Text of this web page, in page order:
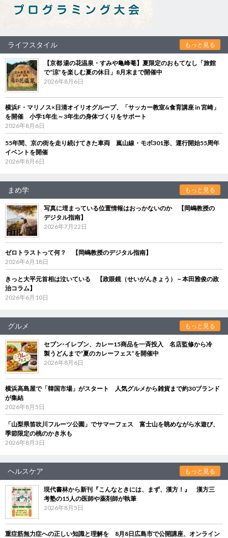
ライフスタイル もっと見る
【京都 湯の花温泉・すみや亀峰菴】夏限定のおもてなし「旅館
で“涼”を楽しむ夏の休日」8月末まで開催中
2026年8月6日
横浜F・マリノス×日清オイリオグループ、「サッカー教室&食育講座 in 宮崎」
を開催 小学1年生～3年生の身体づくりをサポート
2026年8月6日
55年間、京の街を走り続けてきた車両 嵐山線・モボ301形、運行開始55周年
イベントを開催
2026年8月6日
まめ学 もっと見る
写真に埋まっている位置情報はおっかないのか 【岡嶋教授の
デジタル指南】
2026年7月22日
ゼロトラストって何？ 【岡嶋教授のデジタル指南】
2026年6月18日
きっと大平元首相は泣いている 【政眼鏡（せいがんきょう）－本田雅俊の政
治コラム】
2026年6月10日
グルメ もっと見る
セブン‐イレブン、カレー15商品を一斉投入 名店監修から冷
製うどんまで“夏のカレーフェス”を開催中
2026年8月6日
横浜高島屋で「韓国市場」がスタート 人気グルメから雑貨まで約30ブランド
が集結
2026年8月5日
「山梨県笛吹川フルーツ公園」でサマーフェス 富士山を眺めながら水遊び、
季節限定の桃のかき氷も
2026年8月3日
ヘルスケア もっと見る
現代書林から新刊『こんなときには、まず、漢方！』 漢方三
考塾の15人の医師や薬剤師が執筆
2026年8月5日
重症筋無力症への正しい知識と理解を 8月8日広島市で公開講座、オンライン